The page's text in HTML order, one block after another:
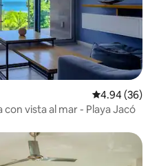
Calificación
4.94 (36)
vista al mar - Playa Jacó